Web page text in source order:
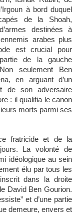
à bord duquel
de la Shoah,
destinées à
arabes plus
est crucial pour
partie de la gauche
seulement Ben
en arguant d’un
de son adversaire
: il qualifia le canon
morts parmi ses
fratricide et de la
La volonté de
idéologique au sein
élu par tous les
dans la droite
David Ben Gourion.
et d’une partie
demeure, envers et